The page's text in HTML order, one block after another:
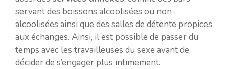
servant des boissons alcoolisées ou non-
alcoolisées ainsi que des salles de détente propices
aux échanges. Ainsi, il est possible de passer du
temps avec les travailleuses du sexe avant de
décider de s’engager plus intimement.